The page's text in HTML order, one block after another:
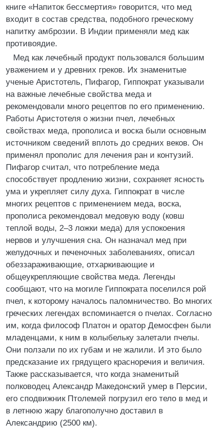
книге «Напиток бессмертия» говорится, что мед
входит в состав средства, подобного греческому
напитку амброзии. В Индии применяли мед как
противоядие.
Мед как лечебный продукт пользовался большим
уважением и у древних греков. Их знаменитые
ученые Аристотель, Пифагор, Гиппократ указывали
на важные лечебные свойства меда и
рекомендовали много рецептов по его применению.
Работы Аристотеля о жизни пчел, лечебных
свойствах меда, прополиса и воска были основным
источником сведений вплоть до средних веков. Он
применял прополис для лечения ран и контузий.
Пифагор считал, что потребление меда
способствует продлению жизни, сохраняет ясность
ума и укрепляет силу духа. Гиппократ в числе
многих рецептов с применением меда, воска,
прополиса рекомендовал медовую воду (ковш
теплой воды, 2–3 ложки меда) для успокоения
нервов и улучшения сна. Он назначал мед при
желудочных и печеночных заболеваниях, описал
обеззараживающие, отхаркивающие и
общеукрепляющие свойства меда. Легенды
сообщают, что на могиле Гиппократа поселился рой
пчел, к которому началось паломничество. Во многих
греческих легендах вспоминается о пчелах. Согласно
им, когда философ Платон и оратор Демосфен были
младенцами, к ним в колыбельку залетали пчелы.
Они ползали по их губам и не жалили. И это было
предсказание их грядущего красноречия и величия.
Также рассказывается, что когда знаменитый
полководец Александр Македонский умер в Персии,
его сподвижник Птолемей погрузил его тело в мед и
в летнюю жару благополучно доставил в
Александрию (2500 км).